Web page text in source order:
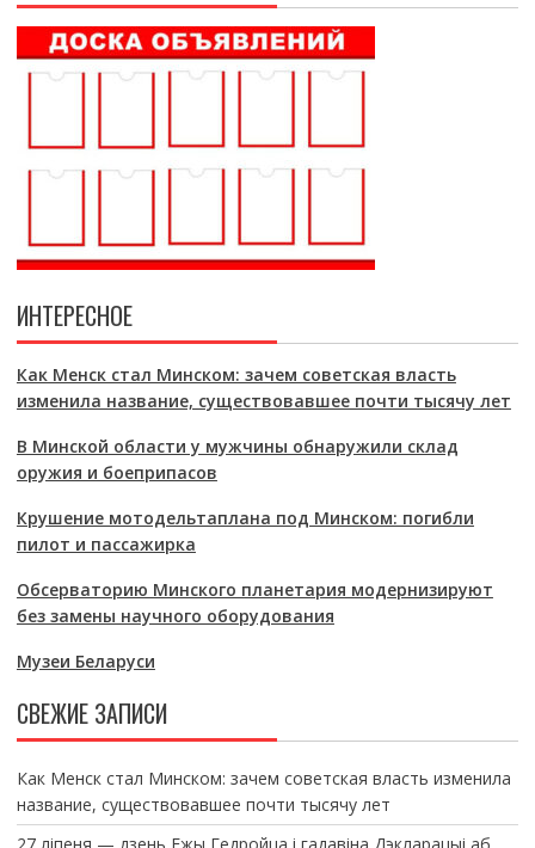
ИНТЕРЕСНОЕ
Как Менск стал Минском: зачем советская власть
изменила название, существовавшее почти тысячу лет
В Минской области у мужчины обнаружили склад
оружия и боеприпасов
Крушение мотодельтаплана под Минском: погибли
пилот и пассажирка
Обсерваторию Минского планетария модернизируют
без замены научного оборудования
Музеи Беларуси
СВЕЖИЕ ЗАПИСИ
Как Менск стал Минском: зачем советская власть изменила
название, существовавшее почти тысячу лет